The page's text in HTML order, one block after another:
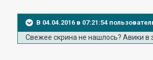
В 04.04.2016 в 07:21:54
Свежее скрина не нашлось? Авики в